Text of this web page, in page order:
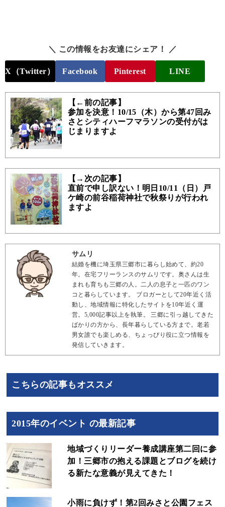
＼ この情報をお友達にシェア！ ／
X（Twitter） Facebook Pinterest LINE
【←前の記事】
参加を決意！10/15（木）から第47回み
さとシティハーフマラソンの受付がは
じまりますよ
【→次の記事】
直前で申し訳ない！明日10/11（日）戸
ケ崎の前谷稲荷神社で秋祭りが行われ
ますよ
サムリ
結婚を機に埼玉県三郷市に暮らし始めて、約20
年。在宅フリーランスのサムリです。奥さんは生
まれも育ちも三郷の人。二人の息子と一匹のワン
コと暮らしています。 ブロガーとして20年近く活
動し、地域情報に特化したサイトを10年近く運
営。5,000記事以上を執筆。 三郷に引っ越してきた
ばかりの方から、長年暮らしている方まで。老若
男女誰でも楽しめる、ちょっぴり役に立つ情報を
発信していきます。
こちらの記事もオススメ
2015年のイベント の最新記事
地域づくりリーダー養成講座第二回に参
加！三郷市の抱える課題とブログを続け
る新たな意義が見えてきた！
小雨に負けず！第2回みさと公園フェス